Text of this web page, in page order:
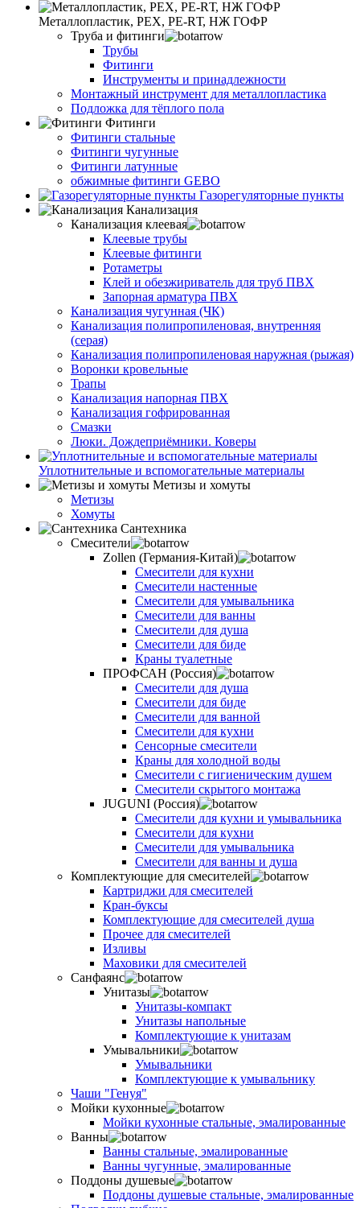
Металлопластик, РЕХ, РЕ-RТ, НЖ ГОФР
Труба и фитинги
Трубы
Фитинги
Инструменты и принадлежности
Монтажный инструмент для металлопластика
Подложка для тёплого пола
Фитинги
Фитинги стальные
Фитинги чугунные
Фитинги латунные
обжимные фитинги GEBO
Газорегуляторные пункты
Канализация
Канализация клеевая
Клеевые трубы
Клеевые фитинги
Ротаметры
Клей и обезжириватель для труб ПВХ
Запорная арматура ПВХ
Канализация чугунная (ЧК)
Канализация полипропиленовая, внутренняя
(серая)
Канализация полипропиленовая наружная (рыжая)
Воронки кровельные
Трапы
Канализация напорная ПВХ
Канализация гофрированная
Смазки
Люки. Дождеприёмники. Коверы
Уплотнительные и вспомогательные материалы
Метизы и хомуты
Метизы
Хомуты
Сантехника
Смесители
Zollen (Германия-Китай)
Смесители для кухни
Смесители настенные
Смесители для умывальника
Смесители для ванны
Смесители для душа
Смесители для биде
Краны туалетные
ПРОФСАН (Россия)
Смесители для душа
Смесители для биде
Смесители для ванной
Смесители для кухни
Сенсорные смесители
Краны для холодной воды
Смесители с гигиеническим душем
Смесители скрытого монтажа
JUGUNI (Россия)
Смесители для кухни и умывальника
Смесители для кухни
Смесители для умывальника
Смесители для ванны и душа
Комплектующие для смесителей
Картриджи для смесителей
Кран-буксы
Комплектующие для смесителей душа
Прочее для смесителей
Изливы
Маховики для смесителей
Санфаянс
Унитазы
Унитазы-компакт
Унитазы напольные
Комплектующие к унитазам
Умывальники
Умывальники
Комплектующие к умывальнику
Чаши "Генуя"
Мойки кухонные
Мойки кухонные стальные, эмалированные
Ванны
Ванны стальные, эмалированные
Ванны чугунные, эмалированные
Поддоны душевые
Поддоны душевые стальные, эмалированные